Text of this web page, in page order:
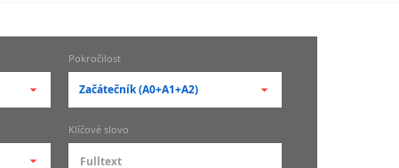
Pokročilost
Začátečník (A0+A1+A2)
-- vyberte pokročilost --
Klíčové slovo